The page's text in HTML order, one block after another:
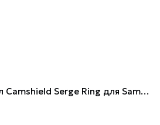
Ударопрочный чехол Camshield Serge Ring для Samsung Galaxy A04 Blue